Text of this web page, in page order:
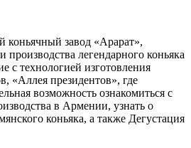
коньячный завод «Арарат»,
легендарного коньяка
с технологией изготовления
«Аллея президентов», где
возможность ознакомиться с
в Армении, узнать о
коньяка, а также Дегустация